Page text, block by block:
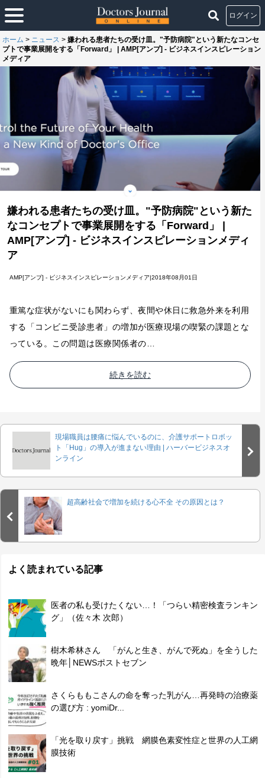
ログイン
ホーム > ニュース > 嫌われる患者たちの受け皿。"予防病院"という新たなコンセ
プトで事業展開をする「Forward」 | AMP[アンプ] - ビジネスインスピレーション
メディア
嫌われる患者たちの受け皿。"予防病院"という新た
なコンセプトで事業展開をする「Forward」 |
AMP[アンプ] - ビジネスインスピレーションメディ
ア
AMP[アンプ] - ビジネスインスピレーションメディア|2018年08月01日
重篤な症状がないにも関わらず、夜間や休日に救急外来を利用
する「コンビニ受診患者」の増加が医療現場の喫緊の課題とな
っている。この問題は医療関係者の…
続きを読む
現場職員は腰痛に悩んでいるのに、介護サポートロボッ
ト「Hug」の導入が進まない理由 | ハーバービジネスオ
ンライン
超高齢社会で増加を続ける心不全 その原因とは？
よく読まれている記事
医者の私も受けたくない…！「つらい精密検査ランキン
グ」（佐々木 次郎）
樹木希林さん 「がんと生き、がんで死ぬ」を全うした
晩年│NEWSポストセブン
さくらももこさんの命を奪った乳がん…再発時の治療薬
の選び方 : yomiDr...
「光を取り戻す」挑戦 網膜色素変性症と世界の人工網
膜技術